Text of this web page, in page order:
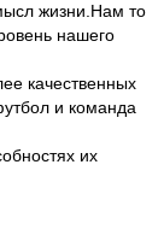
жизни.Нам то
нашего
качественных
и команда
их